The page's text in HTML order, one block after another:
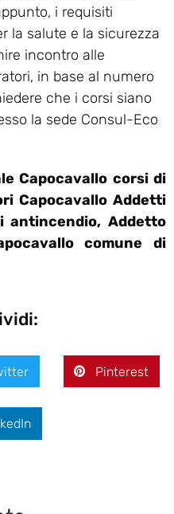
i requisiti
la salute e la sicurezza
incontro alle
in base al numero
che i corsi siano
la sede Consul-Eco
Capocavallo corsi di
Capocavallo Addetti
antincendio, Addetto
comune di
Pinterest